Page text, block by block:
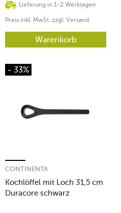
Lieferung in 1-2 Werktagen
Preis inkl. MwSt. zzgl. Versand
Warenkorb
- 33%
Kochlöffel mit Loch 31,5 cm
Duracore schwarz
CONTINENTA